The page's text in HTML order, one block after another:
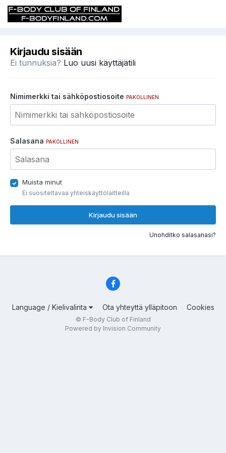
Kirjaudu sisään
Ei tunnuksia? Luo uusi käyttäjätili
Nimimerkki tai sähköpostiosoite PAKOLLINEN
Salasana PAKOLLINEN
Muista minut
Ei suositeltavaa yhteiskäyttölaitteilla
Kirjaudu sisään
Unohditko salasanasi?
Language / Kielivalinta Ota yhteyttä ylläpitoon Cookies
© F-Body Club of Finland
Powered by Invision Community